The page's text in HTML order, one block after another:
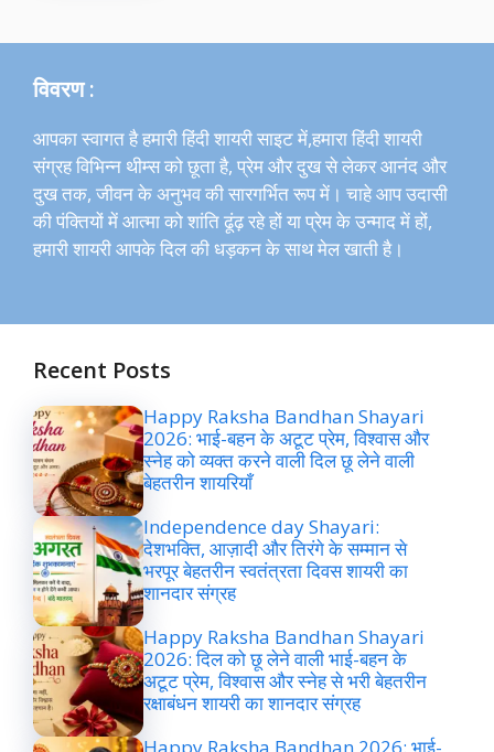
विवरण :
आपका स्वागत है हमारी हिंदी शायरी साइट में,हमारा हिंदी शायरी
संग्रह विभिन्न थीम्स को छूता है, प्रेम और दुख से लेकर आनंद और
दुख तक, जीवन के अनुभव की सारगर्भित रूप में। चाहे आप उदासी
की पंक्तियों में आत्मा को शांति ढूंढ़ रहे हों या प्रेम के उन्माद में हों,
हमारी शायरी आपके दिल की धड़कन के साथ मेल खाती है।
Recent Posts
Happy Raksha Bandhan Shayari
2026: भाई-बहन के अटूट प्रेम, विश्वास और
स्नेह को व्यक्त करने वाली दिल छू लेने वाली
बेहतरीन शायरियाँ
Independence day Shayari:
देशभक्ति, आज़ादी और तिरंगे के सम्मान से
भरपूर बेहतरीन स्वतंत्रता दिवस शायरी का
शानदार संग्रह
Happy Raksha Bandhan Shayari
2026: दिल को छू लेने वाली भाई-बहन के
अटूट प्रेम, विश्वास और स्नेह से भरी बेहतरीन
रक्षाबंधन शायरी का शानदार संग्रह
Happy Raksha Bandhan 2026: भाई-